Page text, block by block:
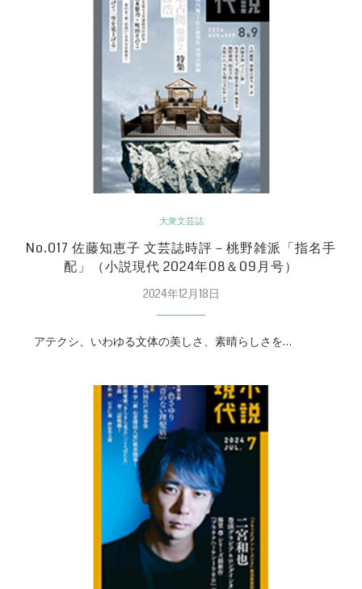
大衆文芸誌
No.017 佐藤知恵子 文芸誌時評－桃野雑派「指名手
配」（小説現代 2024年08＆09月号）
2024年12月18日
アテクシ、いわゆる文体の美しさ、素晴らしさを…